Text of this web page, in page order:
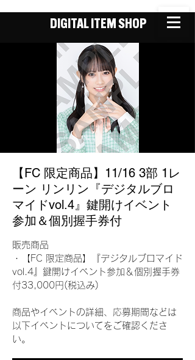
DIGITAL ITEM SHOP
【FC 限定商品】11/16 3部 1レ
ーン リンリン『デジタルブロ
マイドvol.4』鍵開けイベント
参加＆個別握手券付
販売商品
・【FC 限定商品】『デジタルブロマイド
vol.4』鍵開けイベント参加＆個別握手券
付33,000円(税込み)
商品やイベントの詳細、応募期間などは
以下イベントについてをご確認くださ
い。